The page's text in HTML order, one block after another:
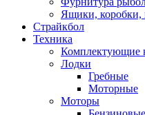
Ящики,
Страйкбол
Техника
Комплектующие
Лодки
Гребные
Моторные
Моторы